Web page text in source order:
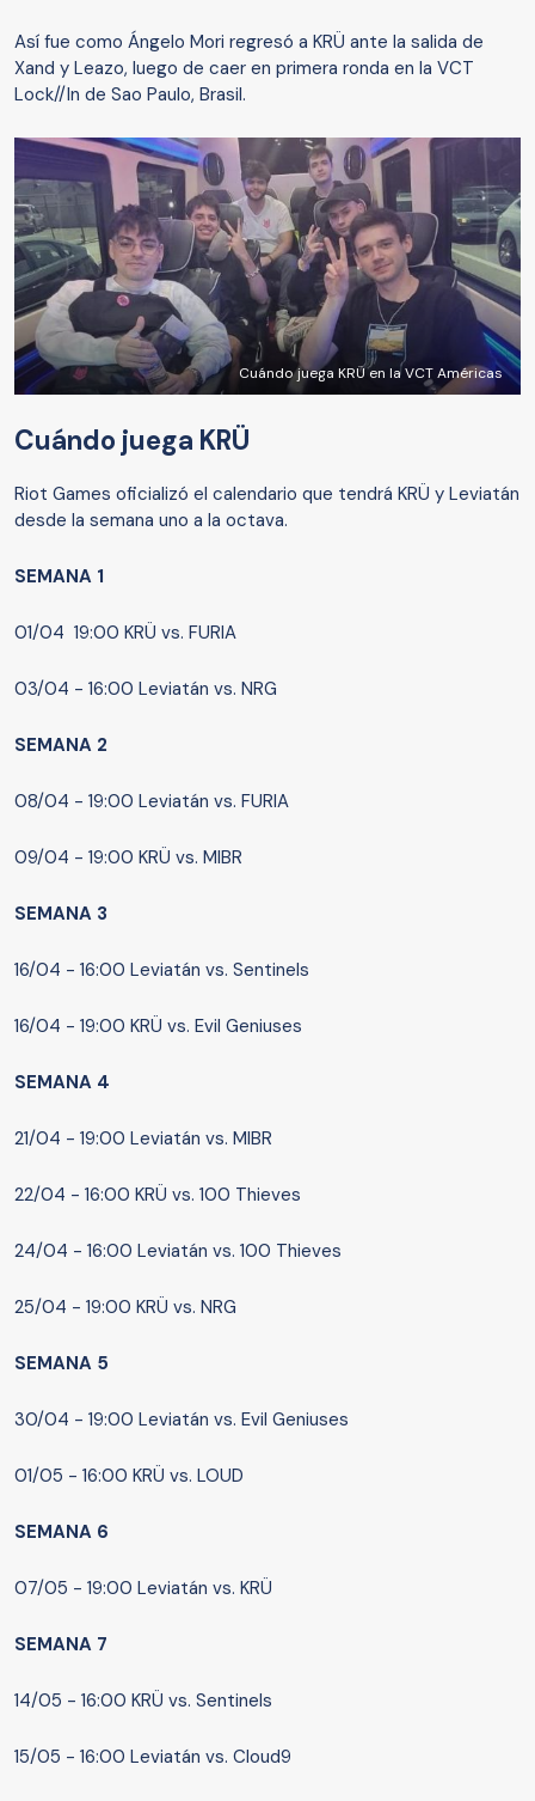
Así fue como Ángelo Mori regresó a KRÜ ante la salida de
Xand y Leazo, luego de caer en primera ronda en la VCT
Lock//In de Sao Paulo, Brasil.
Cuándo juega KRÜ en la VCT Américas
Cuándo juega KRÜ
Riot Games oficializó el calendario que tendrá KRÜ y Leviatán
desde la semana uno a la octava.
SEMANA 1
01/04 19:00 KRÜ vs. FURIA
03/04 - 16:00 Leviatán vs. NRG
SEMANA 2
08/04 - 19:00 Leviatán vs. FURIA
09/04 - 19:00 KRÜ vs. MIBR
SEMANA 3
16/04 - 16:00 Leviatán vs. Sentinels
16/04 - 19:00 KRÜ vs. Evil Geniuses
SEMANA 4
21/04 - 19:00 Leviatán vs. MIBR
22/04 - 16:00 KRÜ vs. 100 Thieves
24/04 - 16:00 Leviatán vs. 100 Thieves
25/04 - 19:00 KRÜ vs. NRG
SEMANA 5
30/04 - 19:00 Leviatán vs. Evil Geniuses
01/05 - 16:00 KRÜ vs. LOUD
SEMANA 6
07/05 - 19:00 Leviatán vs. KRÜ
SEMANA 7
14/05 - 16:00 KRÜ vs. Sentinels
15/05 - 16:00 Leviatán vs. Cloud9